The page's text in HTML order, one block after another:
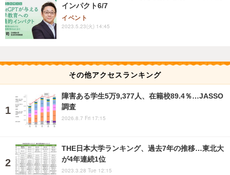
インパクト6/7
イベント
2023.5.23(火) 14:45
その他アクセスランキング
障害ある学生5万9,377人、在籍校89.4％…JASSO
調査
2026.8.7 Fri 17:15
THE日本大学ランキング、過去7年の推移…東北大
が4年連続1位
2023.3.28 Tue 12:15